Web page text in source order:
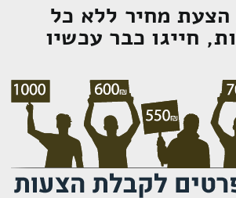
מחיר ללא כל
חייגו כבר עכשיו